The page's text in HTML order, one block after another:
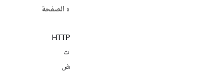
على هذه الصفحة
المعلمات
التفويض